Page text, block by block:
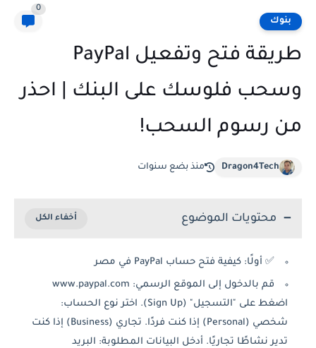
بنوك
0
طريقة فتح وتفعيل PayPal
وسحب فلوسك على البنك | احذر
من رسوم السحب!
Dragon4Tech منذ بضع سنوات
محتويات الموضوع
✅ أولًا: كيفية فتح حساب PayPal في مصر
قم بالدخول إلى الموقع الرسمي: www.paypal.com
اضغط على "التسجيل" (Sign Up). اختر نوع الحساب:
شخصي (Personal) إذا كنت فردًا. تجاري (Business) إذا كنت
تدير نشاطًا تجاريًا. أدخل البيانات المطلوبة: البريد